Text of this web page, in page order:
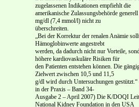
zugelassenen Indikationen empfiehlt die
amerikanische Zulassungsbehörde
mg/dl (7,4 mmol/l) nicht zu
überschreiten.
„Bei der Korrektur der renalen Anämie
Hämoglobinwerte angestrebt
werden, da dadurch nicht nur Vorteile,
höhere kardiovaskuläre Risiken für
den Patienten entstehen können. Die
Zielwert zwischen 10,5 und 11,5
g/dl wird durch Untersuchungen
in der Praxis – Band 34-
Ausgabe 2 – April 2007) Die K/DOQI
National Kidney Foundation in den USA